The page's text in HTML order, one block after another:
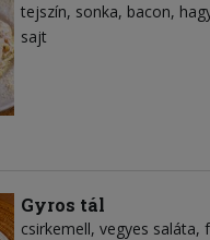
tejszín sonka bacon
sajt
Gyros tál
csirkemell, vegyes saláta,